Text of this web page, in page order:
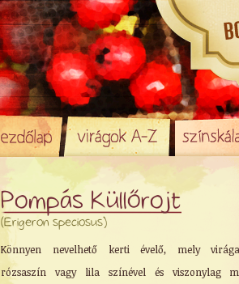
Pompás Küllőrojt
(Erigeron speciosus)
Könnyen nevelhető kerti évelő, mely
rózsaszín vagy lila színével és viszonylag